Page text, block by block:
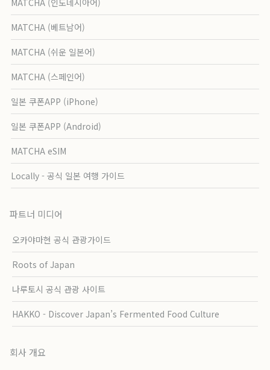
MATCHA (인도네시아어)
MATCHA (베트남어)
MATCHA (쉬운 일본어)
MATCHA (스페인어)
일본 쿠폰APP (iPhone)
일본 쿠폰APP (Android)
MATCHA eSIM
Locally - 공식 일본 여행 가이드
파트너 미디어
오카야마현 공식 관광가이드
Roots of Japan
나루토시 공식 관광 사이트
HAKKO - Discover Japan’s Fermented Food Culture
회사 개요